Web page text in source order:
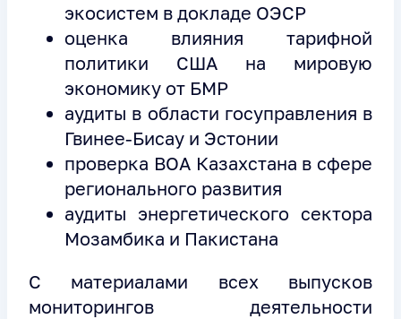
экосистем в докладе ОЭСР
оценка влияния тарифной
политики США на мировую
экономику от БМР
аудиты в области госуправления в
Гвинее-Бисау и Эстонии
проверка ВОА Казахстана в сфере
регионального развития
аудиты энергетического сектора
Мозамбика и Пакистана
С материалами всех выпусков
мониторингов деятельности